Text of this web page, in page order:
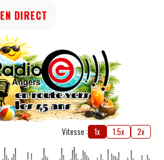
EN DIRECT
Vitesse : 1x 1.5x 2x